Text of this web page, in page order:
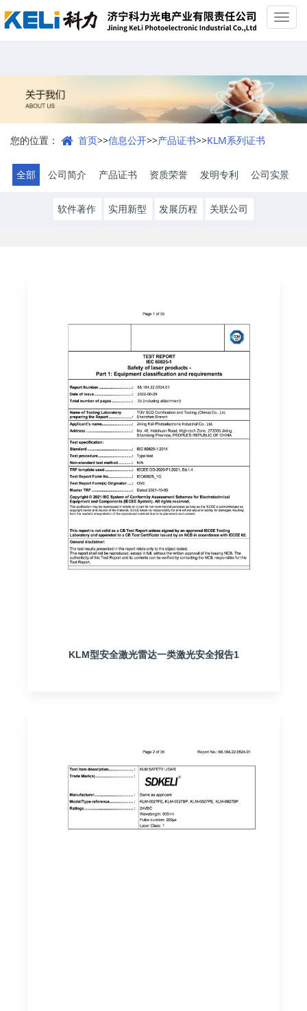
您的位置： 首页>>信息公开>>产品证书>>KLM系列证书
全部 公司简介 产品证书 资质荣誉 发明专利 公司实景
软件著作 实用新型 发展历程 关联公司
KLM型安全激光雷达一类激光安全报告1